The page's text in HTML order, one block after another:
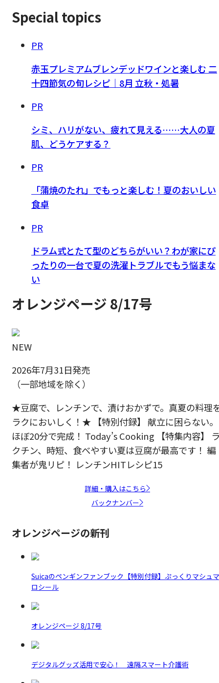
Special topics
PR
赤玉プレミアムブレンデッドワインと楽しむ 二
十四節気の旬レシピ｜8月 立秋・処暑
PR
シミ、ハリがない、疲れて見える……大人の夏
肌、どうケアする？
PR
「蒲焼のたれ」でもっと楽しむ！夏のおいしい
食卓
PR
ドラム式とたて型のどちらがいい？わが家にぴ
ったりの一台で夏の洗濯トラブルでもう悩まな
い
オレンジページ 8/17号
NEW
2026年7月31日発売
（一部地域を除く）
★豆腐で、レンチンで、漬けおかずで。真夏の料理
ラクにおいしく！★ 【特別付録】 献立に困らない。
ほぼ20分で完成！ Today’s Cooking 【特集内容】
クチン、時短、食べやすい夏は豆腐が最高です！ 編
集者が鬼リピ！ レンチンHITレシピ15
詳細・購入はこちら
バックナンバー
オレンジページの新刊
Suicaのペンギンファンブック【特別付録】ぷっくりマシュマ
ロシール
オレンジページ 8/17号
デジタルグッズ活用で安心！ 遠隔スマート介護術